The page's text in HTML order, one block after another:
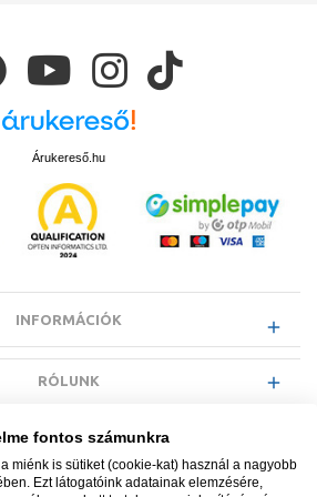
Árukereső.hu
INFORMÁCIÓK
RÓLUNK
INFORMÁCIÓK
fontos számunkra
miénk is sütiket (cookie-kat) használ a nagyobb
Ezt látogatóink adatainak elemzésére,